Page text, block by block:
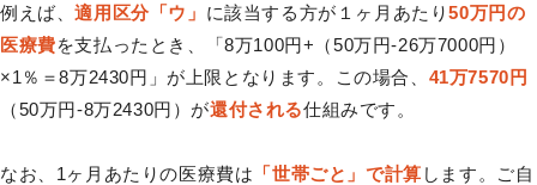
例えば、適用区分「ウ」 に該当する方が１ヶ月あたり50万円の
医療費を支払ったとき、「8万100円+（50万円-26万7000円）
×1％＝8万2430円」が上限となります。この場合、 41万7570円
（50万円-8万2430円）が還付される仕組みです。
なお、1ヶ月あたりの医療費は 「世帯ごと」で計算 します。ご自